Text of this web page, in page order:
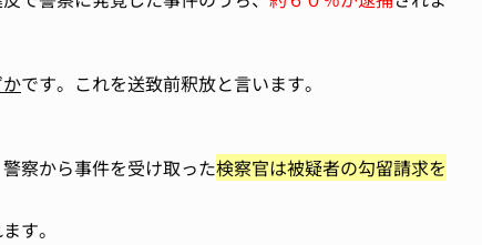
です。これを送致前釈放と言います。
察から事件を受け取った検察官は被疑者の勾留請求を
す。